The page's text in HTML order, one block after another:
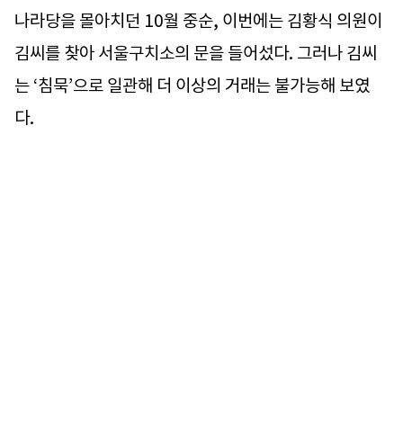
나라당을 몰아치던 10월 중순, 이번에는 김황식 의원이
김씨를 찾아 서울구치소의 문을 들어섰다. 그러나 김씨
는 ‘침묵’으로 일관해 더 이상의 거래는 불가능해 보였
다.